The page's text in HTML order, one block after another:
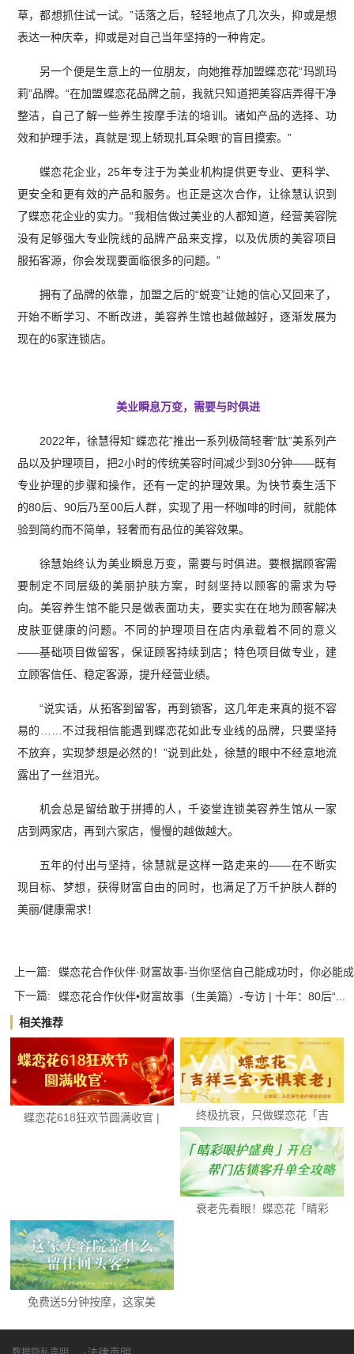
草，都想抓住试一试。”话落之后，轻轻地点了几次头，抑或是想
表达一种庆幸，抑或是对自己当年坚持的一种肯定。
另一个便是生意上的一位朋友，向她推荐加盟蝶恋花“玛凯玛
莉”品牌。“在加盟蝶恋花品牌之前，我就只知道把美容店弄得干净
整洁，自己了解一些养生按摩手法的培训。诸如产品的选择、功
效和护理手法，真就是‘现上轿现扎耳朵眼’的盲目摸索。”
蝶恋花企业，25年专注于为美业机构提供更专业、更科学、
更安全和更有效的产品和服务。也正是这次合作，让徐慧认识到
了蝶恋花企业的实力。“我相信做过美业的人都知道，经营美容院
没有足够强大专业院线的品牌产品来支撑，以及优质的美容项目
服拓客源，你会发现要面临很多的问题。”
拥有了品牌的依靠，加盟之后的“蜕变”让她的信心又回来了，
开始不断学习、不断改进，美容养生馆也越做越好，逐渐发展为
现在的6家连锁店。
美业瞬息万变，需要与时俱进
2022年，徐慧得知“蝶恋花”推出一系列极简轻奢“肽”美系列产
品以及护理项目，把2小时的传统美容时间减少到30分钟——既有
专业护理的步骤和操作，还有一定的护理效果。为快节奏生活下
的80后、90后乃至00后人群，实现了用一杯咖啡的时间，就能体
验到简约而不简单，轻奢而有品位的美容效果。
徐慧始终认为美业瞬息万变，需要与时俱进。要根据顾客需
要制定不同层级的美丽护肤方案，时刻坚持以顾客的需求为导
向。美容养生馆不能只是做表面功夫，要实实在在地为顾客解决
皮肤亚健康的问题。不同的护理项目在店内承载着不同的意义
——基础项目做留客，保证顾客持续到店；特色项目做专业，建
立顾客信任、稳定客源，提升经营业绩。
“说实话，从拓客到留客，再到锁客，这几年走来真的挺不容
易的……不过我相信能遇到蝶恋花如此专业线的品牌，只要坚持
不放弃，实现梦想是必然的！”说到此处，徐慧的眼中不经意地流
露出了一丝泪光。
机会总是留给敢于拼搏的人，千姿堂连锁美容养生馆从一家
店到两家店，再到六家店，慢慢的越做越大。
五年的付出与坚持，徐慧就是这样一路走来的——在不断实
现目标、梦想，获得财富自由的同时，也满足了万千护肤人群的
美丽/健康需求！
上一篇:
蝶恋花合作伙伴·财富故事-当你坚信自己能成功时，你必能成
功！
下一篇: 蝶恋花合作伙伴•财富故事（生美篇）-专访 | 十年：80后“...
相关推荐
蝶恋花618狂欢节圆满收官 |
终极抗衰，只做蝶恋花「吉
祥三宝·无惧衰老...
衰老先看眼！蝶恋花「睛彩
免费送5分钟按摩，这家美